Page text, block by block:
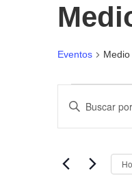
Eventos
de
clave.
para